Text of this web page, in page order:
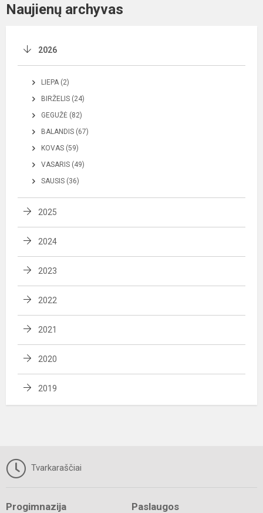
Naujienų archyvas
2026
LIEPA (2)
BIRŽELIS (24)
GEGUŽĖ (82)
BALANDIS (67)
KOVAS (59)
VASARIS (49)
SAUSIS (36)
2025
2024
2023
2022
2021
2020
2019
Tvarkaraščiai
Progimnazija Paslaugos